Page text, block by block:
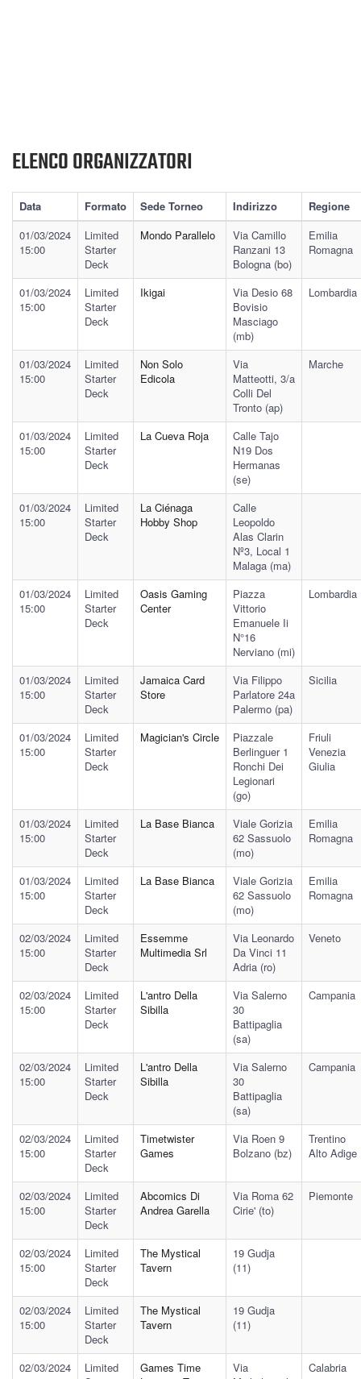
ELENCO ORGANIZZATORI
Data Formato Sede Torneo Indirizzo
Regione
01/03/2024
15:00
Limited
Starter
Deck
Mondo Parallelo
Via Camillo
Ranzani 13
Bologna (bo)
Emilia
Romagna
01/03/2024
15:00
Limited
Starter
Deck
Ikigai
Via Desio 68
Bovisio
Masciago
(mb)
Lombardia
01/03/2024
15:00
Limited
Starter
Deck
Non Solo
Edicola
Via
Matteotti, 3/a
Colli Del
Tronto (ap)
Marche
01/03/2024
15:00
Limited
Starter
Deck
La Cueva Roja
Calle Tajo
N19 Dos
Hermanas
(se)
01/03/2024
15:00
Limited
Starter
Deck
La Ciénaga
Hobby Shop
Calle
Leopoldo
Alas Clarin
Nº3, Local 1
Malaga (ma)
01/03/2024
15:00
Limited
Starter
Deck
Oasis Gaming
Center
Piazza
Vittorio
Emanuele Ii
N°16
Nerviano (mi)
Lombardia
01/03/2024
15:00
Limited
Starter
Deck
Jamaica Card
Store
Via Filippo
Parlatore 24a
Palermo (pa)
Sicilia
01/03/2024
15:00
Limited
Starter
Deck
Magician's Circle
Piazzale
Berlinguer 1
Ronchi Dei
Legionari
(go)
Friuli
Venezia
Giulia
01/03/2024
15:00
Limited
Starter
Deck
La Base Bianca
Viale Gorizia
62 Sassuolo
(mo)
Emilia
Romagna
01/03/2024
15:00
Limited
Starter
Deck
La Base Bianca
Viale Gorizia
62 Sassuolo
(mo)
Emilia
Romagna
02/03/2024
15:00
Limited
Starter
Deck
Essemme
Multimedia Srl
Via Leonardo
Da Vinci 11
Adria (ro)
Veneto
02/03/2024
15:00
Limited
Starter
Deck
L'antro Della
Sibilla
Via Salerno
30
Battipaglia
(sa)
Campania
02/03/2024
15:00
Limited
Starter
Deck
L'antro Della
Sibilla
Via Salerno
30
Battipaglia
(sa)
Campania
02/03/2024
15:00
Limited
Starter
Deck
Timetwister
Games
Via Roen 9
Bolzano (bz)
Trentino
Alto Adige
02/03/2024
15:00
Limited
Starter
Deck
Abcomics Di
Andrea Garella
Via Roma 62
Cirie' (to)
Piemonte
02/03/2024
15:00
Limited
Starter
Deck
The Mystical
Tavern
19 Gudja
(11)
02/03/2024
15:00
Limited
Starter
Deck
The Mystical
Tavern
19 Gudja
(11)
02/03/2024
Limited
Games Time
Via
Calabria